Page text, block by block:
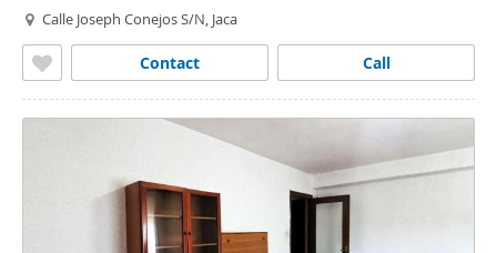
Calle Joseph Conejos S/N, Jaca
Call
Contact